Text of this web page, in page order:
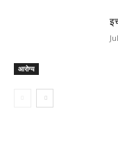
आरोग्य